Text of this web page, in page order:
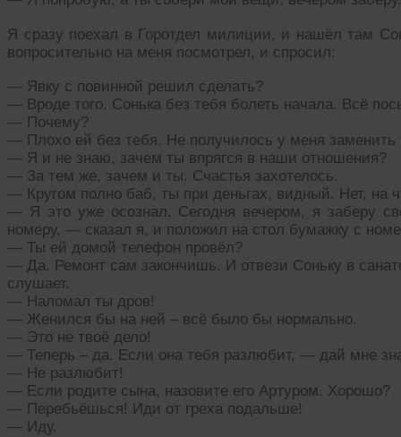
Я сразу поехал в Горотдел милиции, и нашёл там
вопросительно на меня посмотрел, и спросил:
— Явку с повинной решил сделать?
— Вроде того. Сонька без тебя болеть начала. Всё
— Почему?
— Плохо ей без тебя. Не получилось у меня заменить
— Я и не знаю, зачем ты впрягся в наши отношения?
— За тем же, зачем и ты. Счастья захотелось.
— Кругом полно баб, ты при деньгах, видный. Нет, на
— Я это уже осознал. Сегодня вечером, я заберу
номеру, — сказал я, и положил на стол бумажку с
— Ты ей домой телефон провёл?
— Да. Ремонт сам закончишь. И отвези Соньку в
слушает.
— Наломал ты дров!
— Женился бы на ней – всё было бы нормально.
— Это не твоё дело!
— Теперь – да. Если она тебя разлюбит, — дай мне
— Не разлюбит!
— Если родите сына, назовите его Артуром. Хорошо?
— Перебьёшься! Иди от греха подальше!
— Иду.